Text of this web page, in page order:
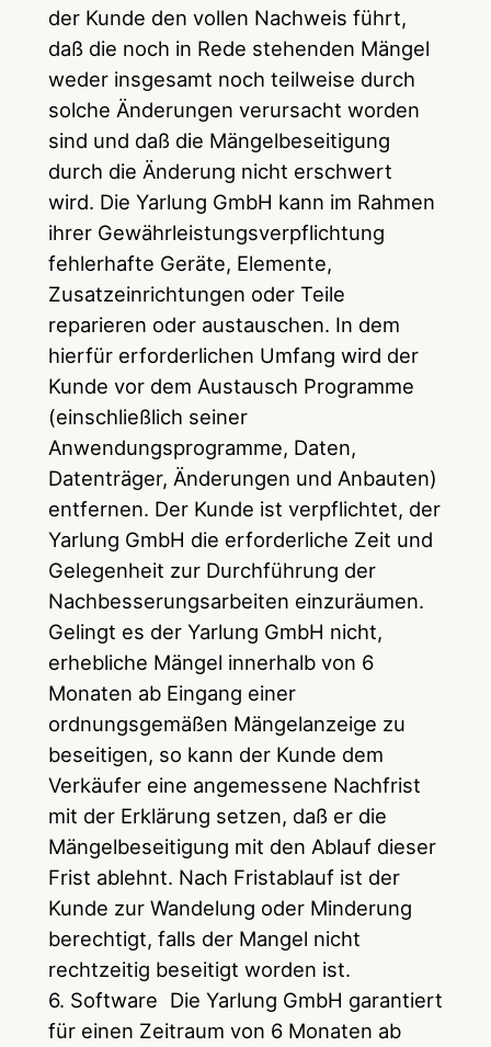
der Kunde den vollen Nachweis führt,
daß die noch in Rede stehenden Mängel
weder insgesamt noch teilweise durch
solche Änderungen verursacht worden
sind und daß die Mängelbeseitigung
durch die Änderung nicht erschwert
wird. Die Yarlung GmbH kann im Rahmen
ihrer Gewährleistungsverpflichtung
fehlerhafte Geräte, Elemente,
Zusatzeinrichtungen oder Teile
reparieren oder austauschen. In dem
hierfür erforderlichen Umfang wird der
Kunde vor dem Austausch Programme
(einschließlich seiner
Anwendungsprogramme, Daten,
Datenträger, Änderungen und Anbauten)
entfernen. Der Kunde ist verpflichtet, der
Yarlung GmbH die erforderliche Zeit und
Gelegenheit zur Durchführung der
Nachbesserungsarbeiten einzuräumen.
Gelingt es der Yarlung GmbH nicht,
erhebliche Mängel innerhalb von 6
Monaten ab Eingang einer
ordnungsgemäßen Mängelanzeige zu
beseitigen, so kann der Kunde dem
Verkäufer eine angemessene Nachfrist
mit der Erklärung setzen, daß er die
Mängelbeseitigung mit den Ablauf dieser
Frist ablehnt. Nach Fristablauf ist der
Kunde zur Wandelung oder Minderung
berechtigt, falls der Mangel nicht
rechtzeitig beseitigt worden ist.
6. Software Die Yarlung GmbH garantiert
für einen Zeitraum von 6 Monaten ab